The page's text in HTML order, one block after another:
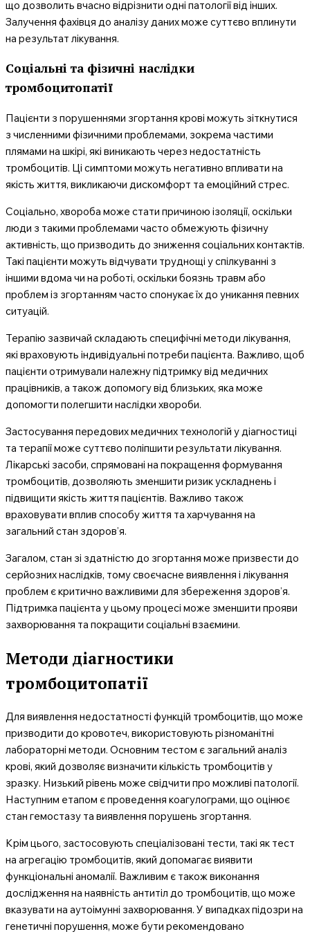
що дозволить вчасно відрізнити одні патології від інших.
Залучення фахівця до аналізу даних може суттєво вплинути
на результат лікування.
Соціальні та фізичні наслідки
тромбоцитопатії
Пацієнти з порушеннями згортання крові можуть зіткнутися
з численними фізичними проблемами, зокрема частими
плямами на шкірі, які виникають через недостатність
тромбоцитів. Ці симптоми можуть негативно впливати на
якість життя, викликаючи дискомфорт та емоційний стрес.
Соціально, хвороба може стати причиною ізоляції, оскільки
люди з такими проблемами часто обмежують фізичну
активність, що призводить до зниження соціальних контактів.
Такі пацієнти можуть відчувати труднощі у спілкуванні з
іншими вдома чи на роботі, оскільки боязнь травм або
проблем із згортанням часто спонукає їх до уникання певних
ситуацій.
Терапію зазвичай складають специфічні методи лікування,
які враховують індивідуальні потреби пацієнта. Важливо, щоб
пацієнти отримували належну підтримку від медичних
працівників, а також допомогу від близьких, яка може
допомогти полегшити наслідки хвороби.
Застосування передових медичних технологій у діагностиці
та терапії може суттєво поліпшити результати лікування.
Лікарські засоби, спрямовані на покращення формування
тромбоцитів, дозволяють зменшити ризик ускладнень і
підвищити якість життя пацієнтів. Важливо також
враховувати вплив способу життя та харчування на
загальний стан здоров’я.
Загалом, стан зі здатністю до згортання може призвести до
серйозних наслідків, тому своєчасне виявлення і лікування
проблем є критично важливими для збереження здоров’я.
Підтримка пацієнта у цьому процесі може зменшити прояви
захворювання та покращити соціальні взаємини.
Методи діагностики
тромбоцитопатії
Для виявлення недостатності функцій тромбоцитів, що може
призводити до кровотеч, використовують різноманітні
лабораторні методи. Основним тестом є загальний аналіз
крові, який дозволяє визначити кількість тромбоцитів у
зразку. Низький рівень може свідчити про можливі патології.
Наступним етапом є проведення коагулограми, що оцінює
стан гемостазу та виявлення порушень згортання.
Крім цього, застосовують спеціалізовані тести, такі як тест
на агрегацію тромбоцитів, який допомагає виявити
функціональні аномалії. Важливим є також виконання
дослідження на наявність антитіл до тромбоцитів, що може
вказувати на аутоімунні захворювання. У випадках підозри на
генетичні порушення, може бути рекомендовано